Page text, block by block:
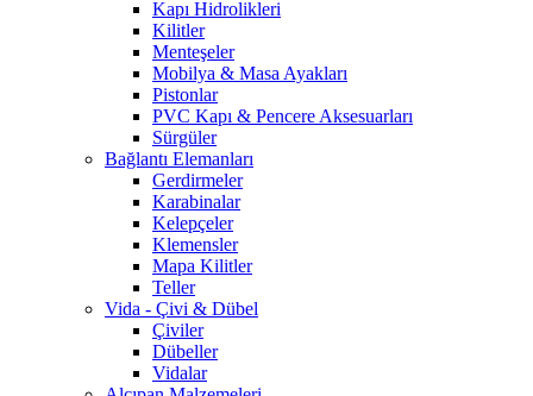
Kapı Hidrolikleri
Kilitler
Menteşeler
Mobilya & Masa Ayakları
Pistonlar
PVC Kapı & Pencere Aksesuarları
Sürgüler
Bağlantı Elemanları
Gerdirmeler
Karabinalar
Kelepçeler
Klemensler
Mapa Kilitler
Teller
Vida - Çivi & Dübel
Çiviler
Dübeller
Vidalar